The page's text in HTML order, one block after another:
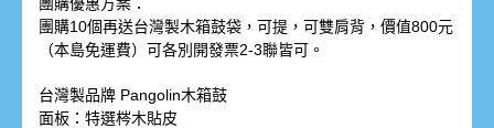
團購10個再送台灣製木箱鼓袋，可提，可雙肩背，價值800元
（本島免運費）可各別開發票2-3聯皆可。
台灣製品牌 Pangolin木箱鼓
面板：特選梣木貼皮